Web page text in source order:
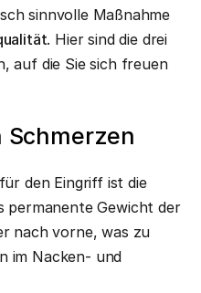
sinnvolle Maßnahme
. Hier sind die drei
auf die Sie sich freuen
Schmerzen
den Eingriff ist die
permanente Gewicht der
nach vorne, was zu
im Nacken- und